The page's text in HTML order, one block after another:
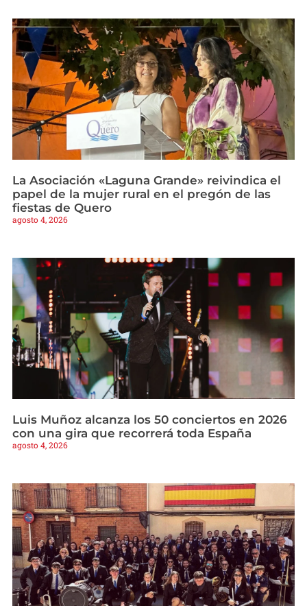
La Asociación «Laguna Grande» reivindica el
papel de la mujer rural en el pregón de las
fiestas de Quero
agosto 4, 2026
Luis Muñoz alcanza los 50 conciertos en 2026
con una gira que recorrerá toda España
agosto 4, 2026